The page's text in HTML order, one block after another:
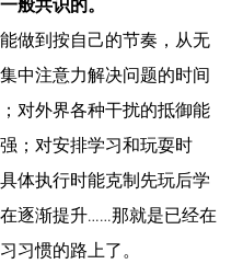
般共识的。
做到按自己的节奏，从无
中注意力解决问题的时间
对外界各种干扰的抵御能
；对安排学习和玩耍时
体执行时能克制先玩后学
逐渐提升……那就是已经在
习惯的路上了。